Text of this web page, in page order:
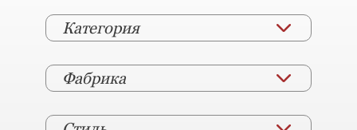
Категория
Фабрика